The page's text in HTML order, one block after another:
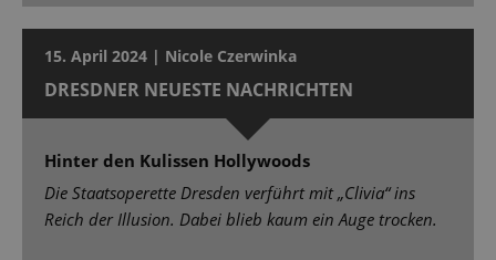
15. April 2024 | Nicole Czerwinka
DRESDNER NEUESTE NACHRICHTEN
Hinter den Kulissen Hollywoods
Die Staatsoperette Dresden verführt mit „Clivia“ ins
Reich der Illusion. Dabei blieb kaum ein Auge trocken.